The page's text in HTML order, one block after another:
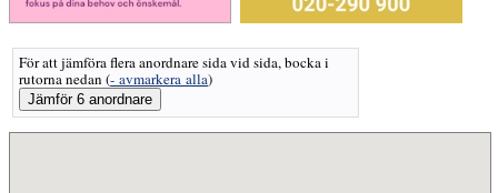
För att jämföra flera anordnare sida vid sida, bocka i
rutorna nedan(- avmarkera alla)